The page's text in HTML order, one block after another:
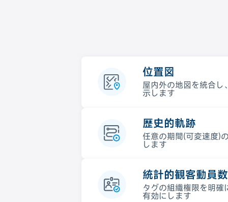
位置図
屋内外の地図を統合
示します
歴史的軌跡
任意の期間(可変速度)
します
統計的観客動員数
タグの組織権限を明
有効にします